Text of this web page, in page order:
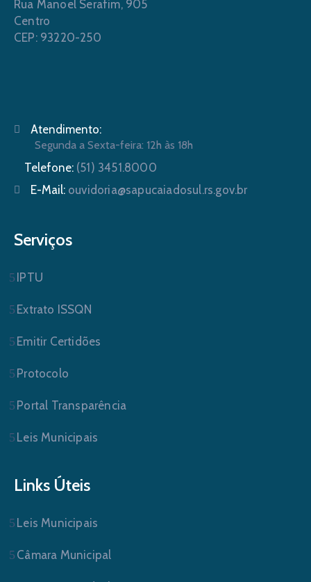
Rua Manoel Serafim, 905
Centro
CEP: 93220-250
Atendimento:
Segunda a Sexta-feira: 12h às 18h
Telefone: (51) 3451.8000
E-Mail: ouvidoria@sapucaiadosul.rs.gov.br
Serviços
IPTU
Extrato ISSQN
Emitir Certidões
Protocolo
Portal Transparência
Leis Municipais
Links Úteis
Leis Municipais
Câmara Municipal